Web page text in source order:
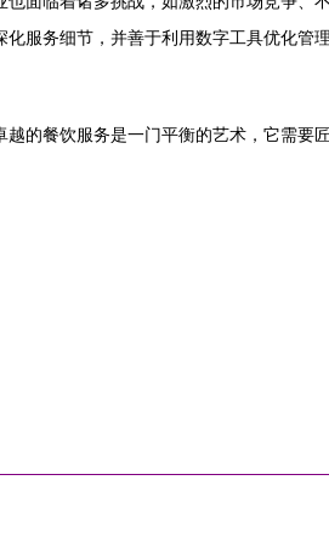
化服务细节，并善于利用数字工具优化管
越的餐饮服务是一门平衡的艺术，它需要